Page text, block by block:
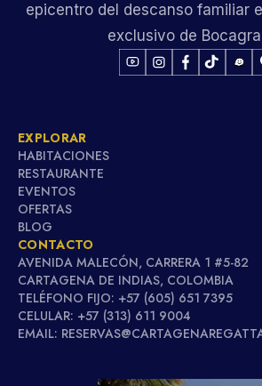
epicentro del descanso familiar
exclusivo de
EXPLORAR
HABITACIONES
RESTAURANTE
EVENTOS
OFERTAS
BLOG
CONTACTO
AVENIDA MALECÓN, CARRERA 1 #5-82
CARTAGENA DE INDIAS, COLOMBIA
TELÉFONO FIJO: +57 (605) 651 7395
CELULAR: +57 (313) 611 9004
EMAIL: